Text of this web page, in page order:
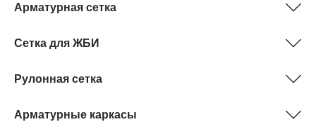
Арматурная сетка
Сетка для ЖБИ
Рулонная сетка
Арматурные каркасы